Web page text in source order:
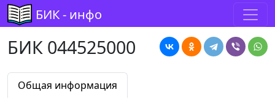
БИК - инфо
БИК 044525000
Общая информация